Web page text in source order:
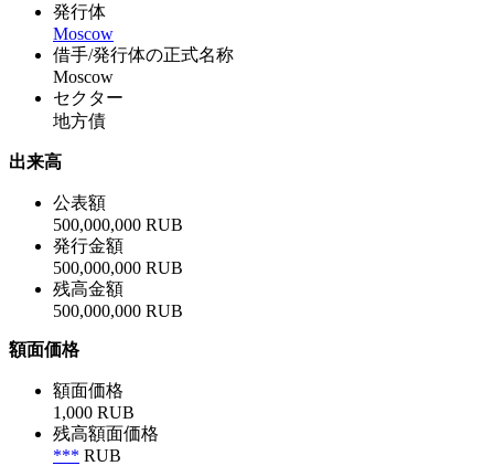
発行体
Moscow
借手/発行体の正式名称
Moscow
セクター
地方債
出来高
公表額
500,000,000 RUB
発行金額
500,000,000 RUB
残高金額
500,000,000 RUB
額面価格
額面価格
1,000 RUB
残高額面価格
*** RUB